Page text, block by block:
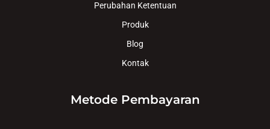
Perubahan Ketentuan
Produk
Blog
Kontak
Metode Pembayaran